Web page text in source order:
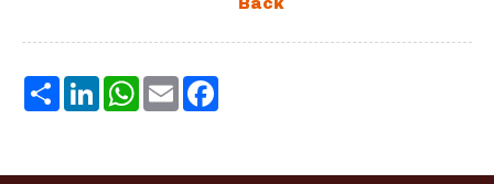
Share LinkedInWhatsApp
Email